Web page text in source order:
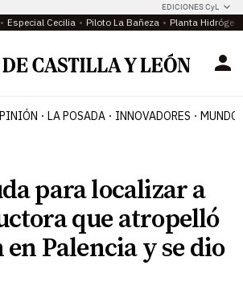
EDICIONES CyL
Especial Cecilia Piloto La Bañeza Planta
LA POSADA INNOVADORES MUNDO
para localizar a
que atropelló
en Palencia y se dio